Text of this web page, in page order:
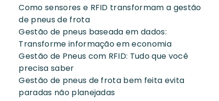
Como sensores e RFID transformam a gestão
de pneus de frota
Gestão de pneus baseada em dados:
Transforme informação em economia
Gestão de Pneus com RFID: Tudo que você
precisa saber
Gestão de pneus de frota bem feita evita
paradas não planejadas